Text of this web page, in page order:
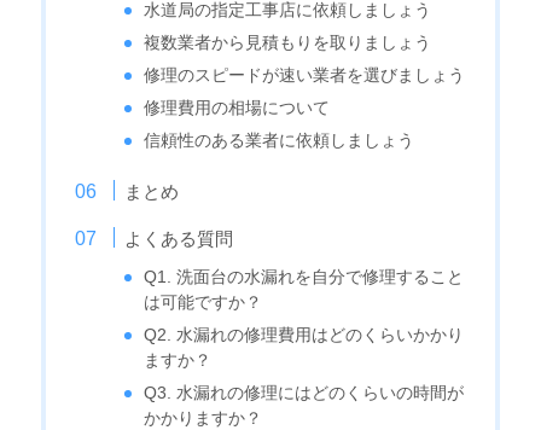
水道局の指定工事店に依頼しましょう
複数業者から見積もりを取りましょう
修理のスピードが速い業者を選びましょう
修理費用の相場について
信頼性のある業者に依頼しましょう
まとめ
よくある質問
Q1. 洗面台の水漏れを自分で修理すること
は可能ですか？
Q2. 水漏れの修理費用はどのくらいかかり
ますか？
Q3. 水漏れの修理にはどのくらいの時間が
かかりますか？